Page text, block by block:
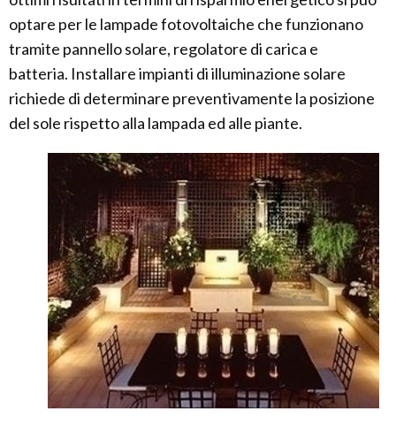
optare per le lampade fotovoltaiche che funzionano
tramite pannello solare, regolatore di carica e
batteria. Installare impianti di illuminazione solare
richiede di determinare preventivamente la posizione
del sole rispetto alla lampada ed alle piante.